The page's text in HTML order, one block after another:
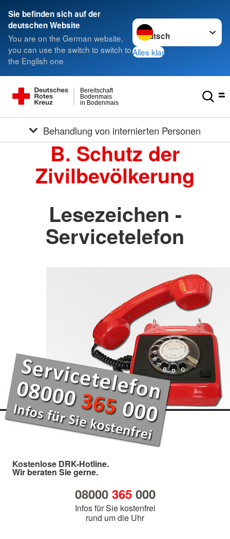
Sie befinden sich auf der
deutschen Website
You are on the German website,
you can use the switch to switch to
the English one
Sprache wechseln zu
Alles klar
in Bodenmais
Bodenmais
Bereitschaft
Behandlung von internierten Personen
B. Schutz der
Zivilbevölkerung
Lesezeichen -
Servicetelefon
Kostenlose DRK-Hotline.
Wir beraten Sie gerne.
08000 365000
Infos für Sie kostenfrei
rund um die Uhr